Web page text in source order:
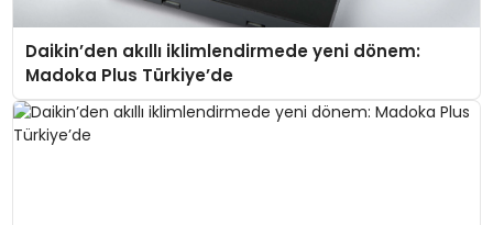
Daikin’den akıllı iklimlendirmede yeni dönem:
Madoka Plus Türkiye’de